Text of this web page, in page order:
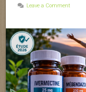
Leave a Comment